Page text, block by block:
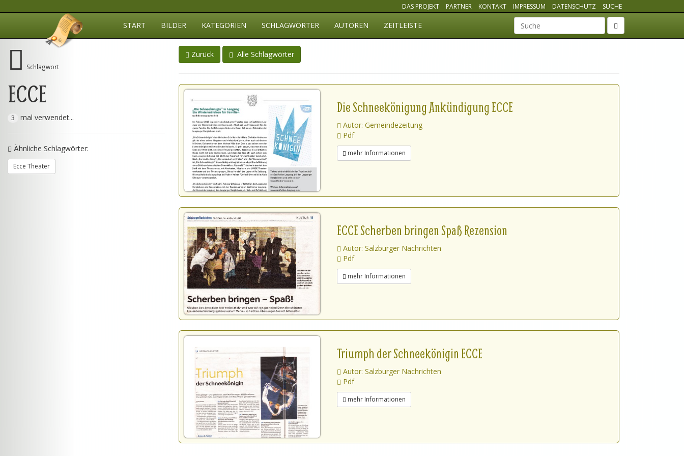
DAS PROJEKT PARTNER KONTAKT IMPRESSUM DATENSCHUTZ SUCHE
START BILDER KATEGORIEN SCHLAGWÖRTER AUTOREN ZEITLEISTE Suchbegriff
Schlagwort
ECCE
3 mal verwendet...
Ähnliche Schlagwörter:
Ecce Theater
Zurück Alle Schlagwörter
Die Schneekönigung Ankündigung ECCE
Autor: Gemeindezeitung
Pdf
mehr Informationen
ECCE Scherben bringen Spaß Rezension
Autor: Salzburger Nachrichten
Pdf
mehr Informationen
Triumph der Schneekönigin ECCE
Autor: Salzburger Nachrichten
Pdf
mehr Informationen